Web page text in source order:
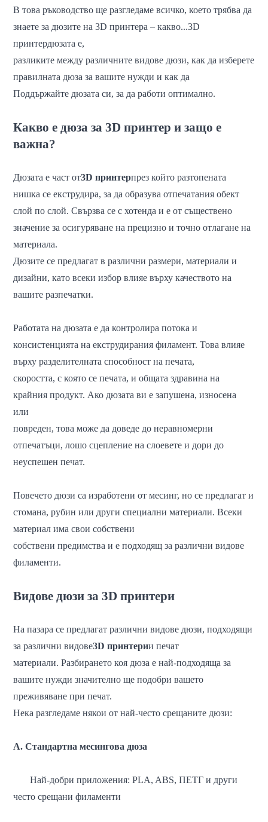
В това ръководство ще разгледаме всичко, което трябва да
знаете за дюзите на 3D принтера – какво...3D
принтердюзата е,
разликите между различните видове дюзи, как да изберете
правилната дюза за вашите нужди и как да
Поддържайте дюзата си, за да работи оптимално.
Какво е дюза за 3D принтер и защо е
важна?
Дюзата е част от3D принтерпрез който разтопената
нишка се екструдира, за да образува отпечатания обект
слой по слой. Свързва се с хотенда и е от съществено
значение за осигуряване на прецизно и точно отлагане на
материала.
Дюзите се предлагат в различни размери, материали и
дизайни, като всеки избор влияе върху качеството на
вашите разпечатки.
Работата на дюзата е да контролира потока и
консистенцията на екструдирания филамент. Това влияе
върху разделителната способност на печата,
скоростта, с която се печата, и общата здравина на
крайния продукт. Ако дюзата ви е запушена, износена
или
повреден, това може да доведе до неравномерни
отпечатъци, лошо сцепление на слоевете и дори до
неуспешен печат.
Повечето дюзи са изработени от месинг, но се предлагат и
стомана, рубин или други специални материали. Всеки
материал има свои собствени
собствени предимства и е подходящ за различни видове
филаменти.
Видове дюзи за 3D принтери
На пазара се предлагат различни видове дюзи, подходящи
за различни видове3D принтерии печат
материали. Разбирането коя дюза е най-подходяща за
вашите нужди значително ще подобри вашето
преживяване при печат.
Нека разгледаме някои от най-често срещаните дюзи:
A. Стандартна месингова дюза
Най-добри приложения: PLA, ABS, ПЕТГ и други
често срещани филаменти